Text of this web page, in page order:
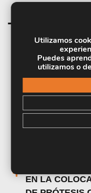
Temario de
UNIDAD
PRÓTESIS
UNIDAD
PRÓTESIS
EN LA
Utilizamos
Puedes
utilizamos o